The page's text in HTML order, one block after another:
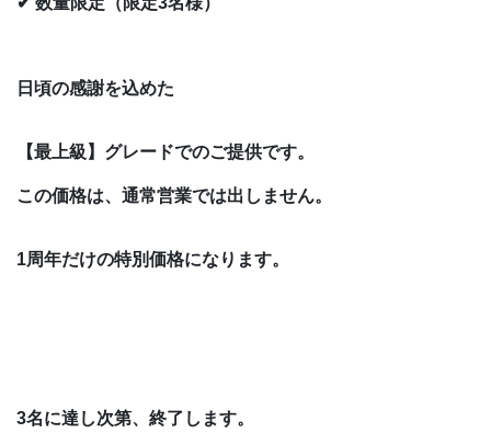
日頃の感謝を込めた
【最上級】グレードでのご提供です。
この価格は、通常営業では出しません。
1周年だけの特別価格になります。
3名に達し次第、終了します。